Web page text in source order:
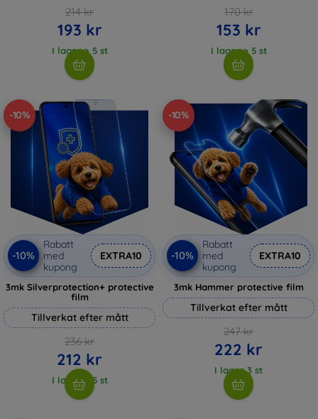
214 kr
193 kr
I lager > 5 st
170 kr
153 kr
I lager > 5 st
-10%
-10%
Rabatt
med
kupong
EXTRA10
3mk Silverprotection+ protective
film
Tillverkat efter mått
236 kr
212 kr
I lager > 5 st
-10%
-10%
Rabatt
med
kupong
EXTRA10
3mk Hammer protective film
Tillverkat efter mått
247 kr
222 kr
I lager 3 st